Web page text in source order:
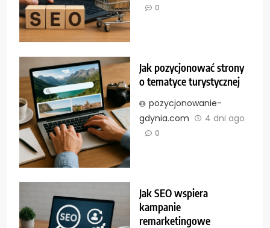
0
Jak pozycjonować strony
o tematyce turystycznej
pozycjonowanie-
gdynia.com
4 dni ago
0
Jak SEO wspiera
kampanie
remarketingowe